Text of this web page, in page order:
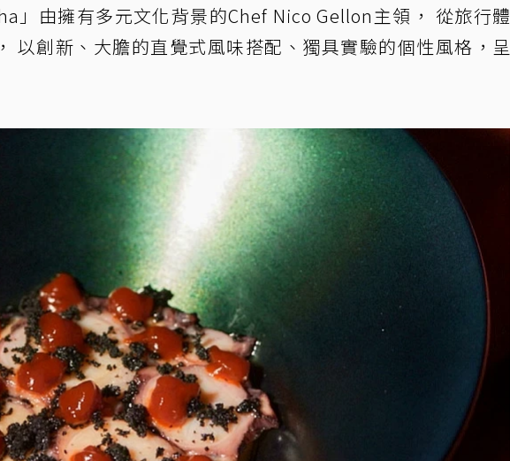
」由擁有多元文化背景的Chef Nico Gellon主領， 從旅行體
以創新、大膽的直覺式風味搭配、獨具實驗的個性風格，呈